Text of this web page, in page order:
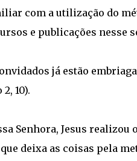
com a utilização do
e publicações nesse
já estão
10).
Senhora, Jesus
deixa as coisas pela